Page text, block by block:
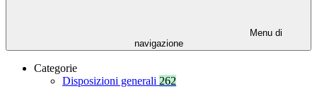
Menu di
navigazione
Categorie
Disposizioni generali 262